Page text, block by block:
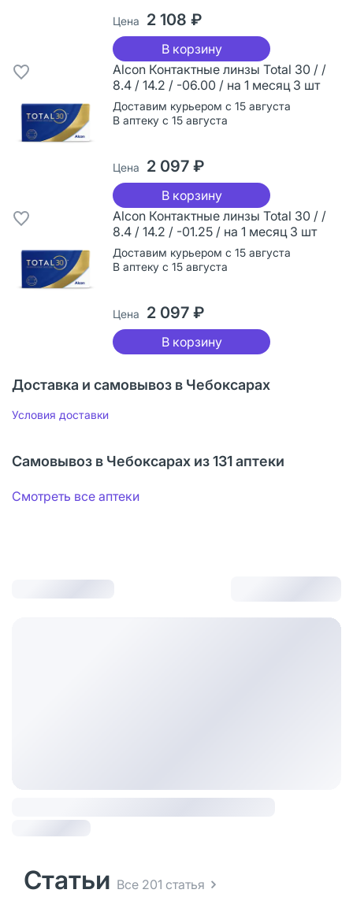
Цена 2 108 ₽
В корзину
Alcon Контактные линзы Total 30 / /
8.4 / 14.2 / -06.00 / на 1 месяц 3 шт
Доставим курьером с 15 августа
В аптеку с 15 августа
Цена 2 097 ₽
В корзину
Alcon Контактные линзы Total 30 / /
8.4 / 14.2 / -01.25 / на 1 месяц 3 шт
Доставим курьером с 15 августа
В аптеку с 15 августа
Цена 2 097 ₽
В корзину
Доставка и самовывоз в Чебоксарах
Условия доставки
Самовывоз в Чебоксарах из 131 аптеки
Смотреть все аптеки
Статьи Все 201 статья